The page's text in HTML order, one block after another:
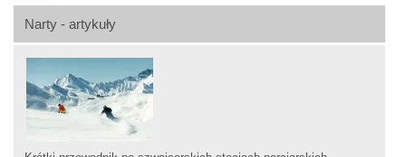
Narty - artykuły